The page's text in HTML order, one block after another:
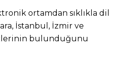
ortamdan sıklıkla dil
İstanbul, İzmir ve
bulunduğunu